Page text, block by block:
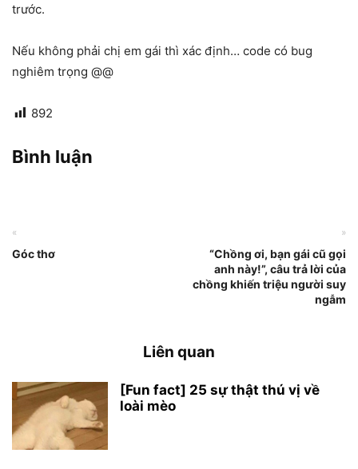
trước.
Nếu không phải chị em gái thì xác định… code có bug
nghiêm trọng @@
892
Bình luận
«
Góc thơ
»
“Chồng ơi, bạn gái cũ gọi
anh này!”, câu trả lời của
chồng khiến triệu người suy
ngẫm
Liên quan
[Fun fact] 25 sự thật thú vị về
loài mèo